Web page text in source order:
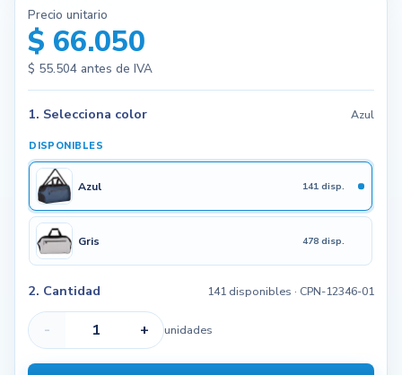
Precio unitario
$ 66.050
$ 55.504antes de IVA
1. Selecciona color Azul
DISPONIBLES
Azul 141 disp.
Gris 478 disp.
2. Cantidad 141 disponibles · CPN-12346-01
- + unidades